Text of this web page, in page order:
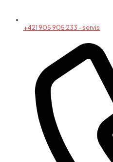
+421 905 905 233 - servis